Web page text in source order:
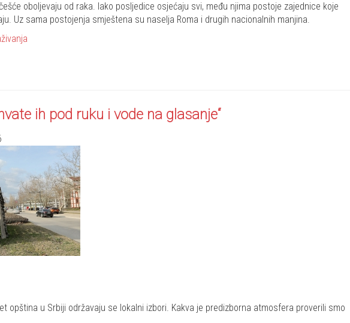
oboljevaju od raka. Iako posljedice osjećaju svi, među njima postoje zajednice koje
Uz sama postojenja smještena su naselja Roma i drugih nacionalnih manjina.
ih pod ruku i vode na glasanje“
opština u Srbiji održavaju se lokalni izbori. Kakva je predizborna atmosfera proverili smo